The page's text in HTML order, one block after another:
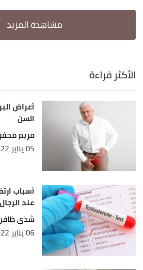
الأكثر قراءة
أعراض
السن
مريم
05 يناير 2022
أسباب
عند الرجال
شذى ظافر
06 يناير 2022